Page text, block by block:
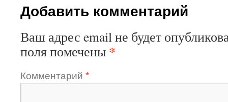
Добавить комментарий
Ваш адрес email не будет
поля помечены *
Комментарий *